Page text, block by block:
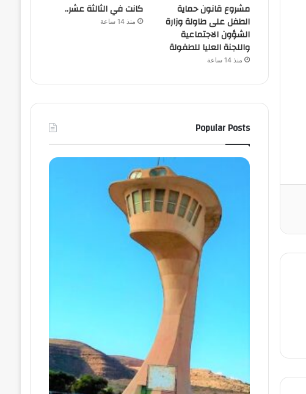
مشروع قانون حماية
الطفل على طاولة وزارة
الشؤون الاجتماعية
واللجنة العليا للطفولة
منذ 14 ساعة
كانت في الثالثة عشر..
منذ 14 ساعة
Popular Posts